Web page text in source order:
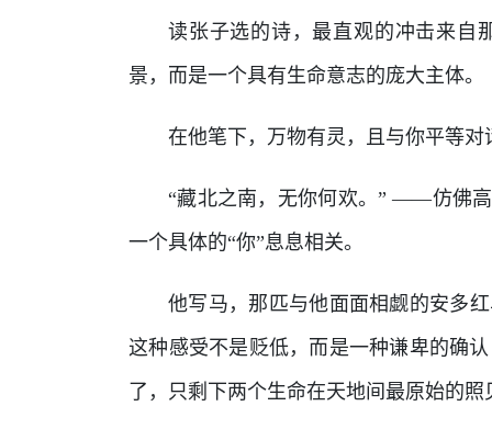
读张子选的诗，最直观的冲击来自
景，而是一个具有生命意志的庞大主体。
在他笔下，万物有灵，且与你平等对
“藏北之南，无你何欢。” ——仿佛
一个具体的“你”息息相关。
他写马，那匹与他面面相觑的安多
这种感受不是贬低，而是一种谦卑的确
了，只剩下两个生命在天地间最原始的照